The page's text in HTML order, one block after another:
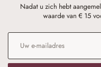
Nadat u zich hebt
waarde van € 15
E-mailadres